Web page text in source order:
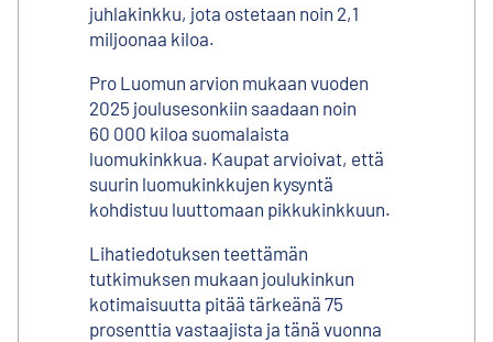
juhlakinkku, jota ostetaan noin 2,1
miljoonaa kiloa.
Pro Luomun arvion mukaan vuoden
2025 joulusesonkiin saadaan noin
60 000 kiloa suomalaista
luomukinkkua. Kaupat arvioivat, että
suurin luomukinkkujen kysyntä
kohdistuu luuttomaan pikkukinkkuun.
Lihatiedotuksen teettämän
tutkimuksen mukaan joulukinkun
kotimaisuutta pitää tärkeänä 75
prosenttia vastaajista ja tänä vuonna